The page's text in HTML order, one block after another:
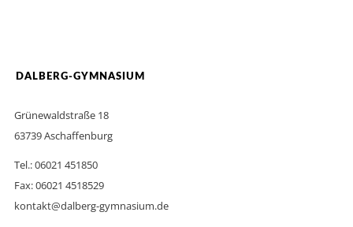
DALBERG-GYMNASIUM
Grünewaldstraße 18
63739 Aschaffenburg
Tel.: 06021 451850
Fax: 06021 4518529
kontakt@dalberg-gymnasium.de